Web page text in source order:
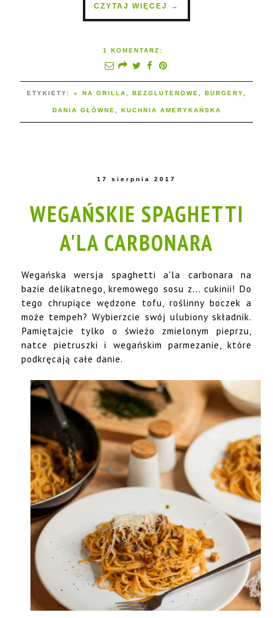
CZYTAJ WIĘCEJ →
1 KOMENTARZ:
ETYKIETY: ☼ NA GRILLA BEZGLUTENOWE BURGERY
DANIA GŁÓWNE KUCHNIA AMERYKAŃSKA
17 sierpnia 2017
WEGAŃSKIE SPAGHETTI
A'LA CARBONARA
Wegańska wersja spaghetti a'la carbonara na
bazie delikatnego, kremowego sosu z... cukinii! Do
tego chrupiące wędzone tofu, roślinny boczek a
może tempeh? Wybierzcie swój ulubiony składnik.
Pamiętajcie tylko o świeżo zmielonym pieprzu,
natce pietruszki i wegańskim parmezanie, które
podkręcają całe danie.